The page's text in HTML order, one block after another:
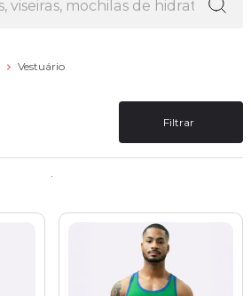
Vestuário
Filtrar